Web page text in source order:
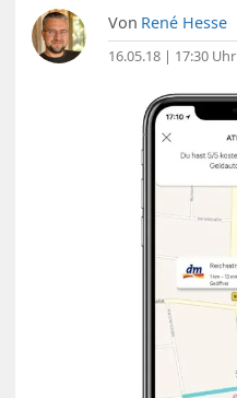
Von René Hesse
16.05.18 | 17:30 Uhr